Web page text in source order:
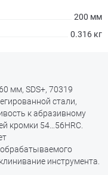
200 мм
0.316 кг
мм, SDS+, 70319
стали,
к абразивному
кромки 54…56HRC.
инструмента.